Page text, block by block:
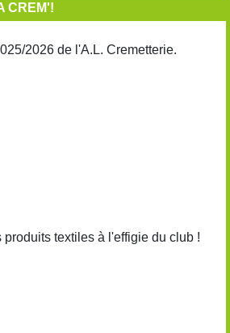
CREM'!
2026 de l'A.L. Cremetterie.
produits textiles à l'effigie du club !